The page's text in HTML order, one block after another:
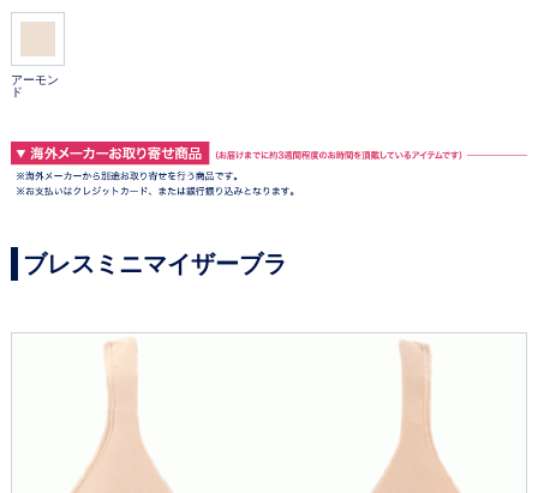
アーモン
ド
ブレスミニマイザーブラ